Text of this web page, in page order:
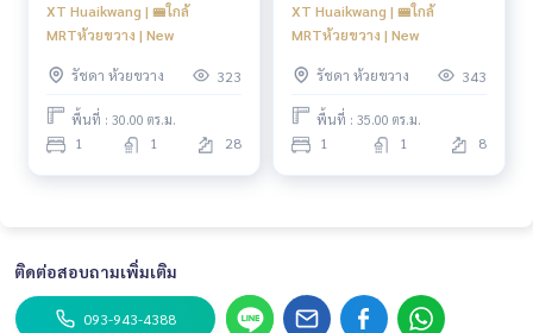
XT Huaikwang | 🚝ใกล้
MRTห้วยขวาง | New
รัชดา ห้วยขวาง 323
พื้นที่ : 30.00 ตร.ม.
1 1 28
XT Huaikwang | 🚝ใกล้
MRTห้วยขวาง | New
รัชดา ห้วยขวาง 343
พื้นที่ : 35.00 ตร.ม.
1 1 8
ติดต่อสอบถามเพิ่มเติม
093-943-4388